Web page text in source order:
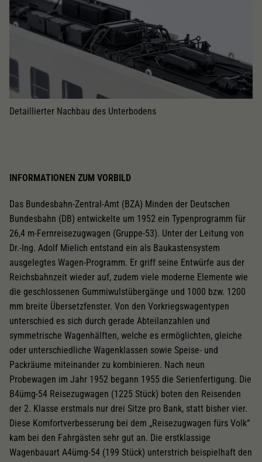
Detaillierter Nachbau des Unterbodens
INFORMATIONEN ZUM VORBILD
Das Bundesbahn-Zentral-Amt (BZA) Minden der Deutschen
Bundesbahn (DB) entwickelte um 1952 ein Typenprogramm für
26,4 m-Fernreisezugwagen (Gruppe-53). Unter der Leitung von
Dr.-Ing. Adolf Mielich entstand ein als Baukastensystem
ausgelegtes Wagen-Programm. Er griff seine Entwürfe aus der
Reichsbahnzeit wieder auf, zudem viele moderne Elemente wie
die geschlossenen Gummiwulstübergänge und 1000 bzw. 1200
mm breite Übersetzfenster. Von den Vorkriegswagentypen
unterschied es sich durch gerade Abteilanzahlen und
symmetrische Wagenhälften, welche es ermöglichten, gleiche
oder unterschiedliche Wagenklassen sowie Speise- und
Packräume miteinander zu kombinieren. Nach neun
Probewagen im Jahr 1952 begann 1955 die Serienfertigung. Die
B4ümg-54 Reisezugwagen (1225 Stück) boten den Reisenden
der 2. Klasse erstmals nur drei Sitze pro Bank, statt bisher vier.
Diese Komfortverbesserung bei dem „Reisezugwagen fürs Volk“
kam bei den Fahrgästen sehr gut an. Die erstklassige
Wagenbauart A4ümg-54 (199 Stück) unterstrich beispielhaft den